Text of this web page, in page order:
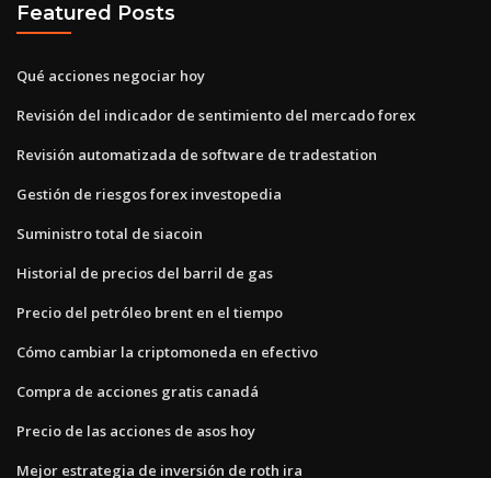
Featured Posts
Qué acciones negociar hoy
Revisión del indicador de sentimiento del mercado forex
Revisión automatizada de software de tradestation
Gestión de riesgos forex investopedia
Suministro total de siacoin
Historial de precios del barril de gas
Precio del petróleo brent en el tiempo
Cómo cambiar la criptomoneda en efectivo
Compra de acciones gratis canadá
Precio de las acciones de asos hoy
Mejor estrategia de inversión de roth ira